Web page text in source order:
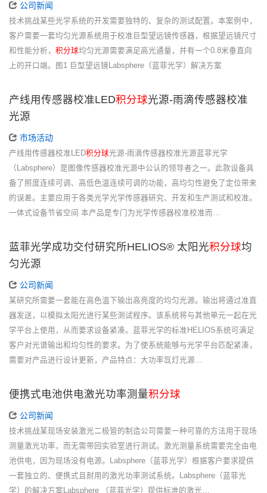
公司新闻
技术挑战某些光学系统的开发需要独特的、复杂的测试配置。本案例中，
客户需要一套均匀光源系统用于校准巨型望远镜传感器，根据望远镜尺寸
和性能分析， 积分球均匀光源需要满足高光通量，并有一个0.8米垂直向
上的开口端。图1 巨型望远镜Labsphere（蓝菲光学）解决方案
产线用传感器校准LED积分球光源-雨滴传感器校准
光源
市场活动
产线用传感器校准LED积分球光源-雨滴传感器校准光源蓝菲光学
（Labsphere）是图像传感器校准光源中公认的领导者之一。此款设备具
备了照度连续可调、高低色温连续可调的功能，高均匀性避免了定位带来
的误差。主要应用于各类光学光学传感器研究、开发和生产测试和校准。
一体式设备节省空间 本产品是专门为光学传感器校准校准而…
蓝菲光学成功交付研究所HELIOS® 太阳光积分球均
匀光源
公司新闻
某研究所需要一套能在高色温下输出高亮度的均匀光源。输出将通过准直
器发送，以模拟太阳光进行某些测试程序。该系统将与其他单元一起在光
学平台上使用，从而要求设备紧凑。蓝菲光学的标准HELIOS系统可满足
客户对光谱输出和均匀性的要求。为了使系统能够与光学平台匹配紧凑，
需要对产品进行设计更新，产品特点：大功率氙灯光源…
便携式电池供电激光功率测量积分球
公司新闻
技术挑战某现场安装激光二极管的制造公司需要一种可靠的方法用于现场
测量激光功率，而无需带回实验室进行测试。激光测量系统需要完全由电
池供电，因为现场没有电源。Labsphere（蓝菲光学）根据客户要求提供
一套独立的、便携式且耐用的激光功率测试系统。Labsphere（蓝菲光
学）的解决方案Labsphere （蓝菲光学）提供标准的激光…